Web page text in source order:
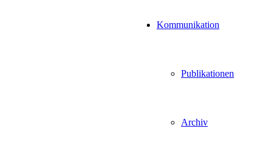
Kommunikation
Publikationen
Archiv